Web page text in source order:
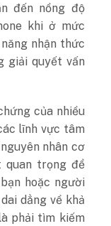
đến nồng độ
khi ở mức
nhận thức
giải quyết vấn
của nhiều
lĩnh vực tâm
nhân cơ
trọng để
hoặc người
dẳng về khả
phải tìm kiếm